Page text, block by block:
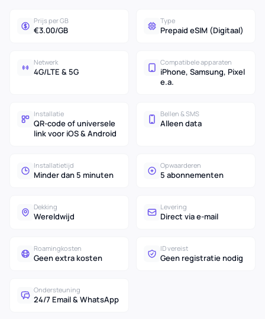
Prijs per GB
€3.00/GB
Type
Prepaid eSIM (Digitaal)
Netwerk
4G/LTE & 5G
Compatibele apparaten
iPhone, Samsung, Pixel
e.a.
Installatie
QR-code of universele
link voor iOS & Android
Bellen & SMS
Alleen data
Installatietijd
Minder dan 5 minuten
Opwaarderen
5 abonnementen
Dekking
Wereldwijd
Levering
Direct via e-mail
Roamingkosten
Geen extra kosten
ID vereist
Geen registratie nodig
Ondersteuning
24/7 Email & WhatsApp